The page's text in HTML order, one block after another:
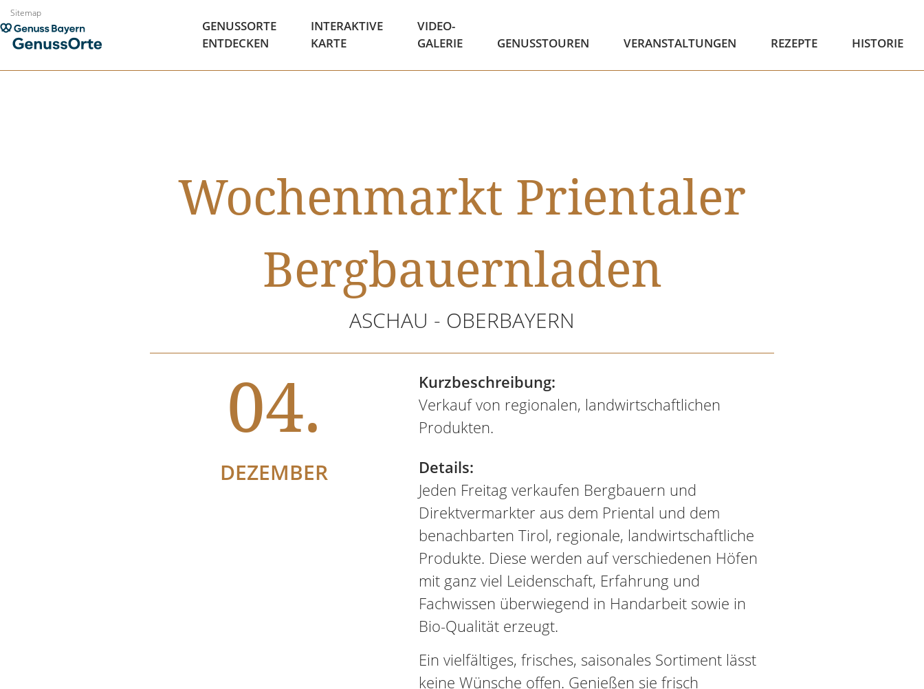
Zum
Inhalt
springen
Sitemap
GENUSSORTE
ENTDECKEN
INTERAKTIVE
KARTE
VIDEO-
GALERIE
GENUSSTOUREN VERANSTALTUNGEN REZEPTE HISTORIE
Wochenmarkt Prientaler
Bergbauernladen
ASCHAU - OBERBAYERN
04.
DEZEMBER
Kurzbeschreibung:
Verkauf von regionalen, landwirtschaftlichen
Produkten.
Details:
Jeden Freitag verkaufen Bergbauern und
Direktvermarkter aus dem Priental und dem
benachbarten Tirol, regionale, landwirtschaftliche
Produkte. Diese werden auf verschiedenen Höfen
mit ganz viel Leidenschaft, Erfahrung und
Fachwissen überwiegend in Handarbeit sowie in
Bio-Qualität erzeugt.
Ein vielfältiges, frisches, saisonales Sortiment lässt
keine Wünsche offen. Genießen sie frisch